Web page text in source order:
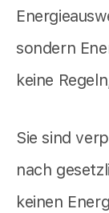
sondern
keine
Sie sind
nach
keinen